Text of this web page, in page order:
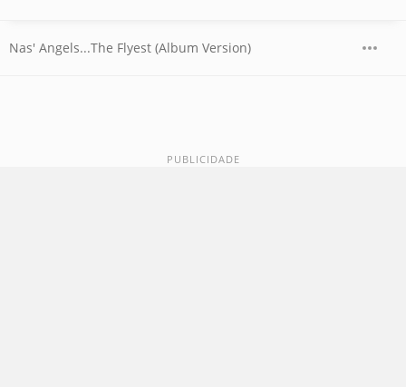
Nas' Angels...The Flyest (Album Version)